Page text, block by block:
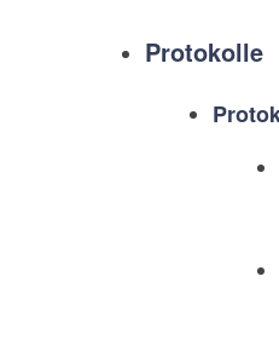
Protokolle